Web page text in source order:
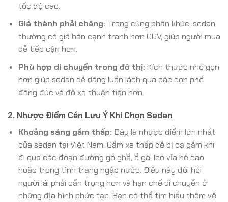
tốc độ cao.
Giá thành phải chăng: Trong cùng phân khúc, sedan
thường có giá bán cạnh tranh hơn CUV, giúp người mua
dễ tiếp cận hơn.
Phù hợp di chuyển trong đô thị: Kích thước nhỏ gọn
hơn giúp sedan dễ dàng luồn lách qua các con phố
đông đúc và đỗ xe thuận tiện hơn.
2. Nhược Điểm Cần Lưu Ý Khi Chọn Sedan
Khoảng sáng gầm thấp: Đây là nhược điểm lớn nhất
của sedan tại Việt Nam. Gầm xe thấp dễ bị cạ gầm khi
đi qua các đoạn đường gồ ghề, ổ gà, leo vỉa hè cao
hoặc trong tình trạng ngập nước. Điều này đòi hỏi
người lái phải cẩn trọng hơn và hạn chế di chuyển ở
những địa hình phức tạp. Bạn có thể tìm hiểu thêm về